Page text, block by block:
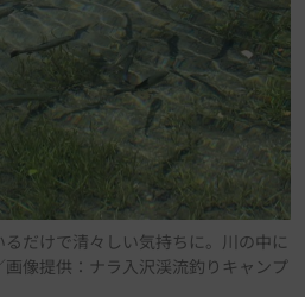
だけで清々しい気持ちに。川の中に
像提供：ナラ入沢渓流釣りキャンプ